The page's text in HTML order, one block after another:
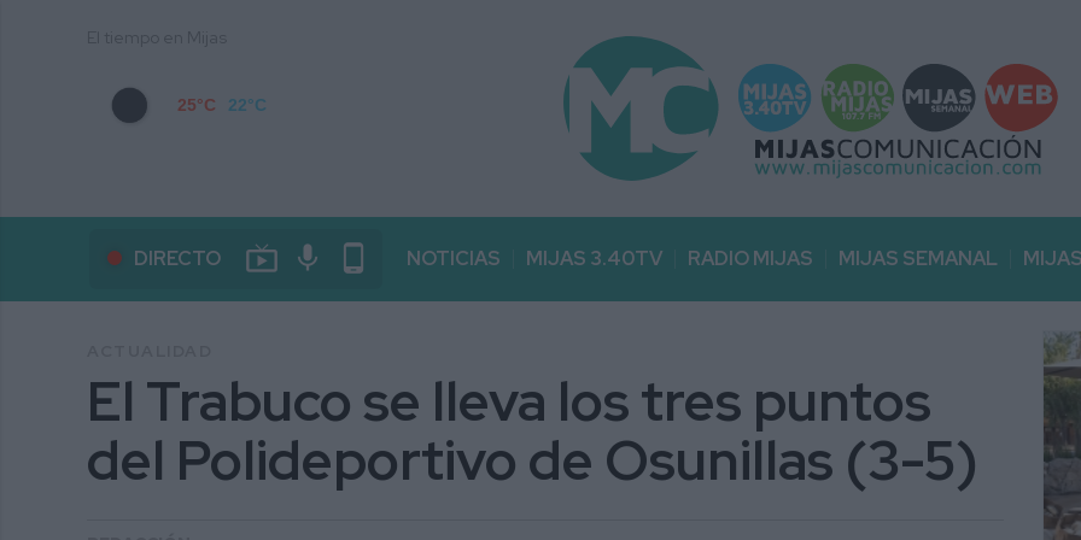
25°C 22°C
DIRECTO live_tv mic phone_android NOTICIAS MIJAS 3.40TV RADIO MIJAS MIJAS SEMANAL
El Trabuco se lleva los tres puntos
del Polideportivo de Osunillas (3-5)